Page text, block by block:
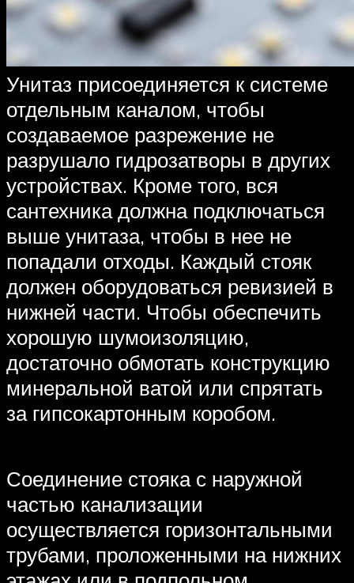
Унитаз присоединяется к системе
отдельным каналом, чтобы
создаваемое разрежение не
разрушало гидрозатворы в других
устройствах. Кроме того, вся
сантехника должна подключаться
выше унитаза, чтобы в нее не
попадали отходы. Каждый стояк
должен оборудоваться ревизией в
нижней части. Чтобы обеспечить
хорошую шумоизоляцию,
достаточно обмотать конструкцию
минеральной ватой или спрятать
за гипсокартонным коробом.
Соединение стояка с наружной
частью канализации
осуществляется горизонтальными
трубами, проложенными на нижних